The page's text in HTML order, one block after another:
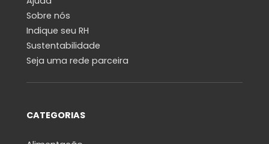
Sobre nós
Indique seu RH
Sustentabilidade
Seja uma rede parceira
CATEGORIAS